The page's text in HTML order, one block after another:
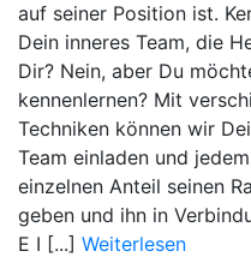
auf seiner Position ist.
Dein inneres Team, die
Dir? Nein, aber Du
kennenlernen? Mit
Techniken können wir
Team einladen und jedem
einzelnen Anteil seinen
geben und ihn in
E I [...] Weiterlesen